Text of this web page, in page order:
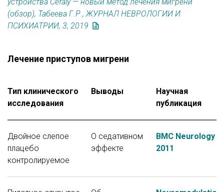
(обзор), Табеева Г.Р., ЖУРНАЛ НЕВРОЛОГИИ И
ПСИХИАТРИИ, 3, 2019
Лечение приступов мигрени
Тип клинического
исследования
Выводы
Научная
публикация
Двойное слепое
плацебо
контролируемое
О седативном
эффекте
BMC Neurology
2011